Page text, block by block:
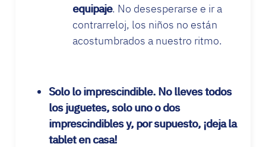
equipaje. No desesperarse e ir a
contrarreloj, los niños no están
acostumbrados a nuestro ritmo.
Solo loimprescindible. No lleves todos
los juguetes, solo uno o dos
imprescindibles y, por supuesto, ¡deja la
tablet en casa!